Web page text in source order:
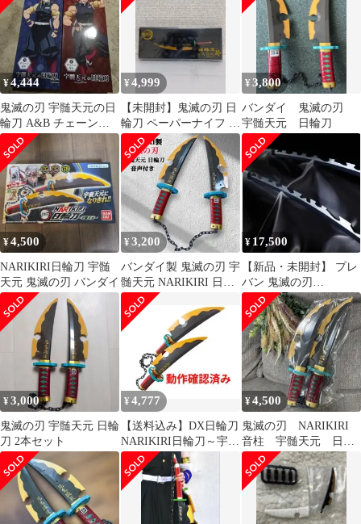
¥4,444
鬼滅の刃 宇髄天元の日
輪刀 A&B チェーンあ
り.チェーンなしセット
¥4,999
【未開封】鬼滅の刃 日
輪刀 ペーパーナイフ 宇
髄天元 アニプレックス
¥3,800
バンダイ 鬼滅の刃
宇髄天元 日輪刀
¥4,500
NARIKIRI日輪刀 宇髄
天元 鬼滅の刃 バンダイ
¥3,200
バンダイ製 鬼滅の刃 宇
髄天元 NARIKIRI 日輪
刀 DX 音声付き
¥ 17,500
【新品・未開封】 プレ
バン 鬼滅の刃
PROPLICA 日輪刀 嘴平
伊之助
¥3,000
鬼滅の刃 宇髄天元 日輪
刀 2本セット
¥4,777
【送料込み】DX日輪刀
NARIKIRI日輪刀～宇髄
天元～
¥4,500
鬼滅の刃 NARIKIRI
音柱 宇髄天元 日輪
刀